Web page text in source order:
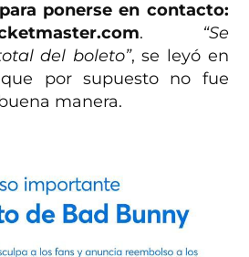
ponerse en contacto:
.
“Se
del boleto”, se leyó en
por supuesto no fue
manera.